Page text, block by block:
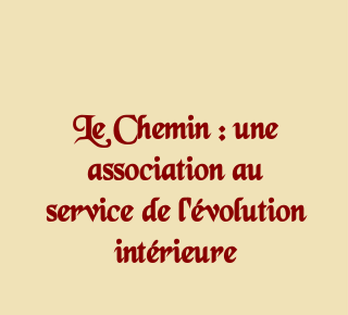
Le Chemin : une
association au
service de l'évolution
intérieure